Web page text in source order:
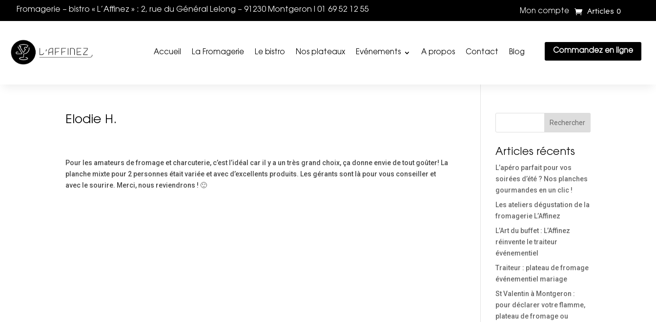
Fromagerie – bistro « L’Affinez » : 2, rue du Général Lelong – 91230 Montgeron I 01 69 52 12 55 Mon compte Articles 0
Accueil La Fromagerie Le bistro Nos plateaux Evénements A propos Contact Blog Commandez en ligne
Elodie H.
Pour les amateurs de fromage et charcuterie, c’est l’idéal car il y a un très grand choix, ça donne envie de tout goûter! La
planche mixte pour 2 personnes était variée et avec d’excellents produits. Les gérants sont là pour vous conseiller et
avec le sourire. Merci, nous reviendrons ! 🙂
Rechercher
Articles récents
L’apéro parfait pour vos
soirées d’été ? Nos planches
gourmandes en un clic !
Les ateliers dégustation de la
fromagerie L’Affinez
L’Art du buffet : L’Affinez
réinvente le traiteur
événementiel
Traiteur : plateau de fromage
événementiel mariage
St Valentin à Montgeron :
pour déclarer votre flamme,
plateau de fromage ou